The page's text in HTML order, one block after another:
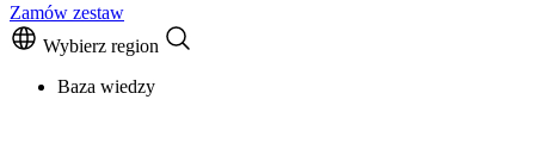
Zamów zestaw
Wybierz region
Baza wiedzy